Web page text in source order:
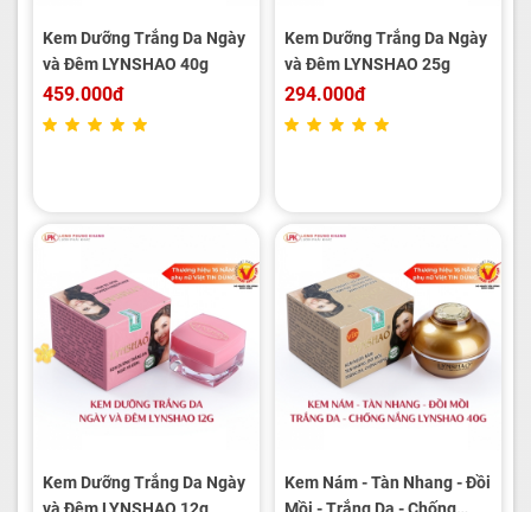
Kem Dưỡng Trắng Da Ngày
và Đêm LYNSHAO 40g
459.000đ
Kem Dưỡng Trắng Da Ngày
và Đêm LYNSHAO 25g
294.000đ
Kem Dưỡng Trắng Da Ngày
Kem Nám - Tàn Nhang - Đồi